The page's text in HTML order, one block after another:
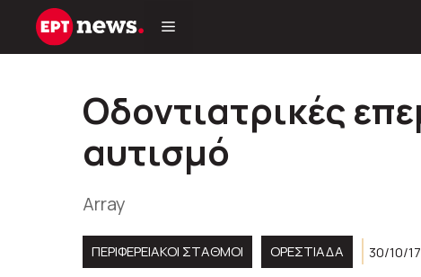
Μετάβαση
Οδοντιατρικές
αυτισμό
Array
ΠΕΡΙΦΕΡΕΙΑΚΟΊ ΣΤΑΘΜΟΊ ΟΡΕΣΤΙΑΔΑ 30/10/